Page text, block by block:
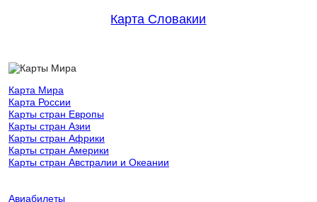
Карта Словакии
Карта Мира
Карта России
Карты стран Европы
Карты стран Азии
Карты стран Африки
Карты стран Америки
Карты стран Австралии и Океании
Авиабилеты